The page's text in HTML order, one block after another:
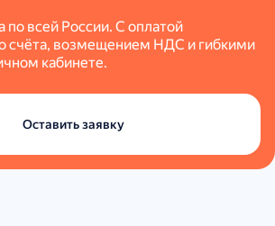
по всей России. С оплатой
счёта, возмещением НДС и гибкими
кабинете.
Оставить заявку